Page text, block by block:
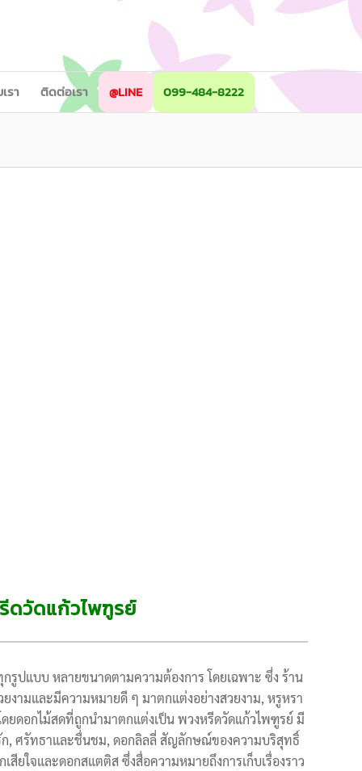
รา ติดต่อเรา @LINE 099-484-8222
ดวัดแก้วไพฑูรย์
รูปแบบ หลายขนาดตามความต้องการ โดยเฉพาะ ซึ่ง ร้าน
งามและมีความหมายดี ๆ มาตกแต่งอย่างสวยงาม, หรูหรา
ดอกไม้สดที่ถูกนำมาตกแต่งเป็น พวงหรีดวัดแก้วไพฑูรย์ มี
ก, ศรัทธาและชื่นชม, ดอกลิลลี่ สัญลักษณ์ของความบริสุทธิ์
ยใจและดอกสแตติส ซึ่งสื่อความหมายถึงการเก็บเรื่องราว